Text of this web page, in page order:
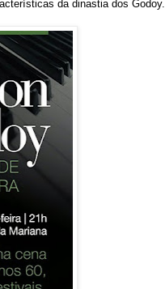
da dinastia dos Godoy.